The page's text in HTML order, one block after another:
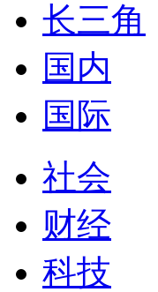
长三角
国内
国际
社会
财经
科技